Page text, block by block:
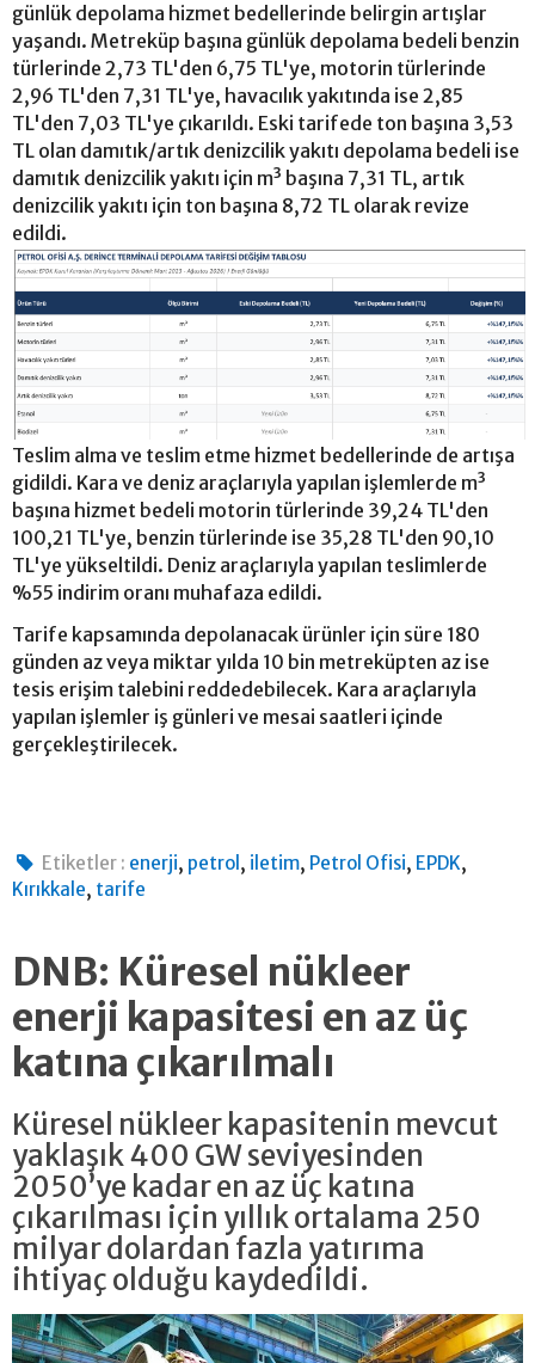
günlük depolama hizmet bedellerinde belirgin artışlar
yaşandı. Metreküp başına günlük depolama bedeli benzin
türlerinde 2,73 TL'den 6,75 TL'ye, motorin türlerinde
2,96 TL'den 7,31 TL'ye, havacılık yakıtında ise 2,85
TL'den 7,03 TL'ye çıkarıldı. Eski tarifede ton başına 3,53
TL olan damıtık/artık denizcilik yakıtı depolama bedeli ise
damıtık denizcilik yakıtı için m³ başına 7,31 TL, artık
denizcilik yakıtı için ton başına 8,72 TL olarak revize
edildi.
Teslim alma ve teslim etme hizmet bedellerinde de artışa
gidildi. Kara ve deniz araçlarıyla yapılan işlemlerde m³
başına hizmet bedeli motorin türlerinde 39,24 TL'den
100,21 TL'ye, benzin türlerinde ise 35,28 TL'den 90,10
TL'ye yükseltildi. Deniz araçlarıyla yapılan teslimlerde
%55 indirim oranı muhafaza edildi.
Tarife kapsamında depolanacak ürünler için süre 180
günden az veya miktar yılda 10 bin metreküpten az ise
tesis erişim talebini reddedebilecek. Kara araçlarıyla
yapılan işlemler iş günleri ve mesai saatleri içinde
gerçekleştirilecek.
Etiketler : enerji, petrol , iletim, Petrol Ofisi, EPDK,
Kırıkkale, tarife
DNB: Küresel nükleer
enerji kapasitesi en az üç
katına çıkarılmalı
Küresel nükleer kapasitenin mevcut
yaklaşık 400 GW seviyesinden
2050’ye kadar en az üç katına
çıkarılması için yıllık ortalama 250
milyar dolardan fazla yatırıma
ihtiyaç olduğu kaydedildi.